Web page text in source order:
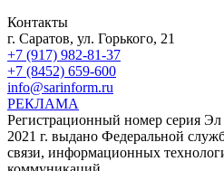
Контакты
г. Саратов, ул. Горького, 21
+7 (917) 982-81-37
+7 (8452) 659-600
info@sarinform.ru
РЕКЛАМА
Регистрационный номер серия
2021 г. выдано Федеральной
связи, информационных